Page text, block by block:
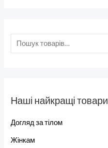
Наші найкращі товари
Догляд за тілом
Жінкам